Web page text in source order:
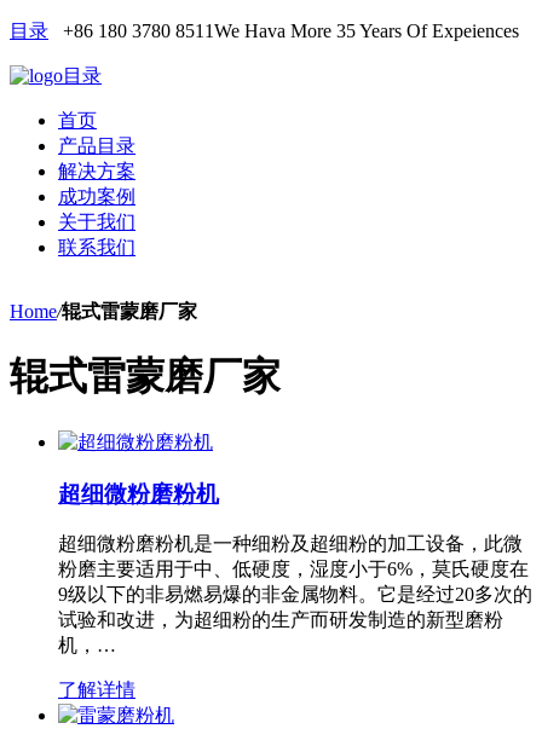
目录 +86 180 3780 8511We Hava More 35 Years Of Expeiences
目录
首页
产品目录
解决方案
成功案例
关于我们
联系我们
Home/辊式雷蒙磨厂家
辊式雷蒙磨厂家
超细微粉磨粉机
超细微粉磨粉机是一种细粉及超细粉的加工设备，此微
粉磨主要适用于中、低硬度，湿度小于6%，莫氏硬度在
9级以下的非易燃易爆的非金属物料。它是经过20多次的
试验和改进，为超细粉的生产而研发制造的新型磨粉
机，…
了解详情